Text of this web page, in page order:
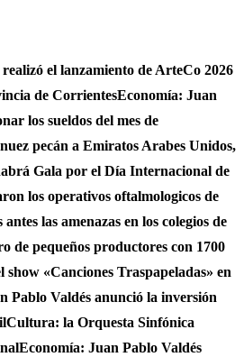
el lanzamiento de ArteCo 2026
de CorrientesEconomía: Juan
los sueldos del mes de
pecán a Emiratos Arabes Unidos,
Gala por el Día Internacional de
los operativos oftalmologicos de
las amenazas en los colegios de
de pequeños productores con 1700
«Canciones Traspapeladas» en
Pablo Valdés anunció la inversión
Cultura: la Orquesta Sinfónica
Economía: Juan Pablo Valdés